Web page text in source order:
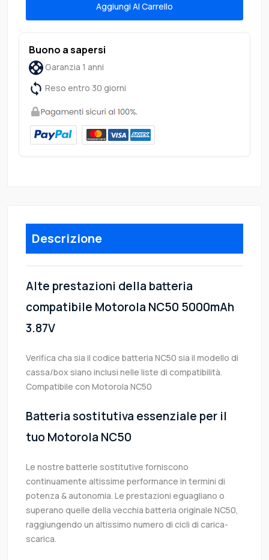
Aggiungi Al Carrello
Buono a sapersi
Garanzia 1 anni
Reso entro 30 giorni
Descrizione
Alte prestazioni della batteria
compatibile Motorola NC50 5000mAh
3.87V
Verifica cha sia il codice batteria NC50 sia il modello di
cassa/box siano inclusi nelle liste di compatibilità.
Compatibile con Motorola NC50
Batteria sostitutiva essenziale per il
tuo Motorola NC50
Le nostre batterie sostitutive forniscono
continuamente altissime performance in termini di
potenza & autonomia. Le prestazioni eguagliano o
superano quelle della vecchia batteria originale NC50,
raggiungendo un altissimo numero di cicli di carica-
scarica.